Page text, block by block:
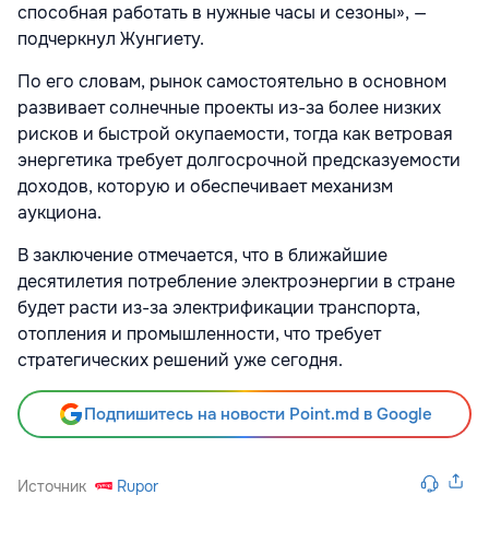
способная работать в нужные часы и сезоны», —
подчеркнул Жунгиету.
По его словам, рынок самостоятельно в основном
развивает солнечные проекты из-за более низких
рисков и быстрой окупаемости, тогда как ветровая
энергетика требует долгосрочной предсказуемости
доходов, которую и обеспечивает механизм
аукциона.
В заключение отмечается, что в ближайшие
десятилетия потребление электроэнергии в стране
будет расти из-за электрификации транспорта,
отопления и промышленности, что требует
стратегических решений уже сегодня.
Подпишитесь на новости Point.md в Google
Источник Rupor